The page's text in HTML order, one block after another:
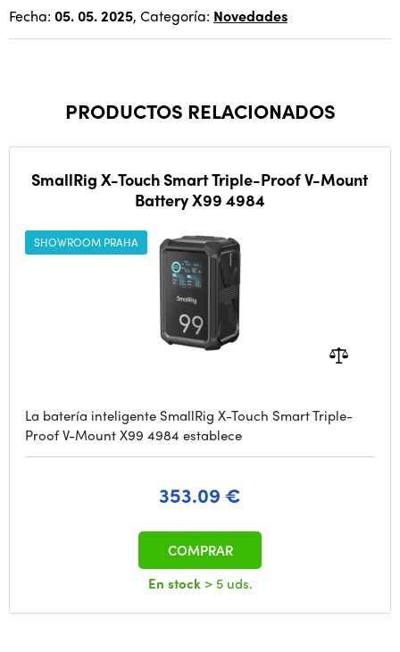
Fecha: 05. 05. 2025, Categoría: Novedades
PRODUCTOS RELACIONADOS
SmallRig X-Touch Smart Triple-Proof V-Mount
Battery X99 4984
SHOWROOM PRAHA
La batería inteligente SmallRig X-Touch Smart Triple-
Proof V-Mount X99 4984 establece
353.09 €
En stock > 5 uds.
COMPRAR